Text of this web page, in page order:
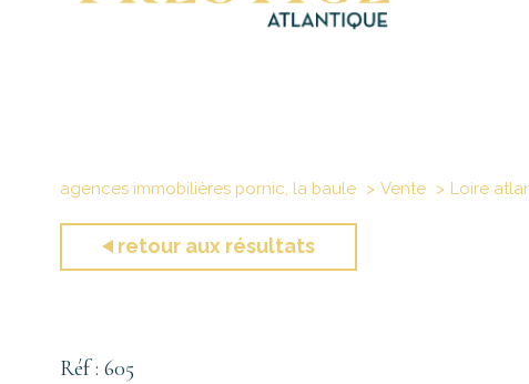
agences immobilières pornic, la baule Vente Loire
retour aux résultats
Réf : 605